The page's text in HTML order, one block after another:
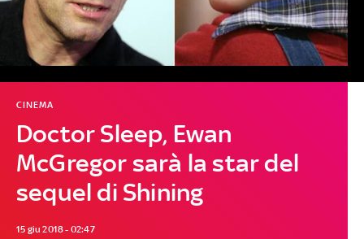
Doctor Sleep, Ewan
McGregor sarà la star del
sequel di Shining
CINEMA
15 giu 2018 - 02:47